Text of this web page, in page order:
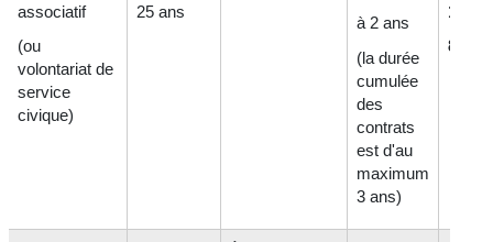
associatif
(ou
volontariat de
service
civique)
25 ans
à 2 ans
(la durée
cumulée
des
contrats
est d'au
maximum
3 ans)